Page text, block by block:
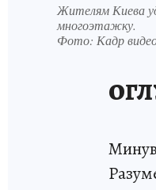
Жителям Киева
многоэтажку.
Фото: Кадр